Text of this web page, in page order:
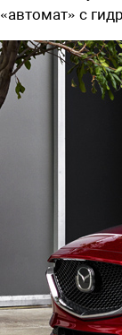
«автомат» с